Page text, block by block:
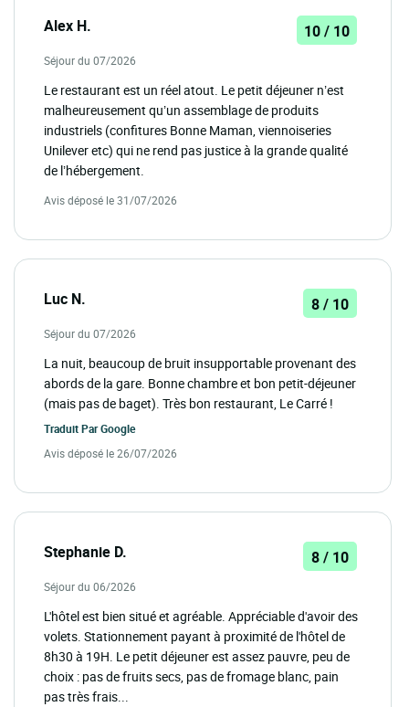
Alex H. 10 / 10
Séjour du 07/2026
Le restaurant est un réel atout. Le petit déjeuner n’est
malheureusement qu’un assemblage de produits
industriels (confitures Bonne Maman, viennoiseries
Unilever etc) qui ne rend pas justice à la grande qualité
de l’hébergement.
Avis déposé le 31/07/2026
Luc N. 8 / 10
Séjour du 07/2026
La nuit, beaucoup de bruit insupportable provenant des
abords de la gare. Bonne chambre et bon petit-déjeuner
(mais pas de baget). Très bon restaurant, Le Carré !
Traduit ParGoogle
Avis déposé le 26/07/2026
Stephanie D. 8 / 10
Séjour du 06/2026
L'hôtel est bien situé et agréable. Appréciable d'avoir des
volets. Stationnement payant à proximité de l'hôtel de
8h30 à 19H. Le petit déjeuner est assez pauvre, peu de
choix : pas de fruits secs, pas de fromage blanc, pain
pas très frais...